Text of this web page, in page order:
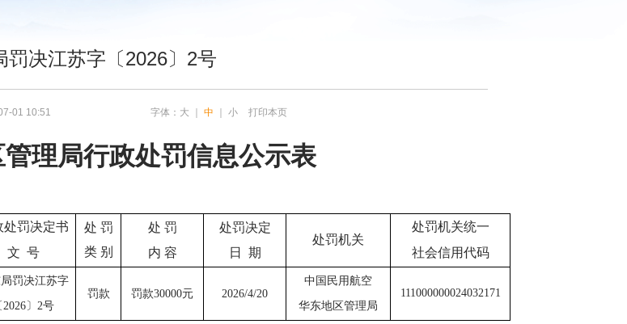
罚决江苏字〔2026〕2号
01 10:51 字体： 大 中 小 打印本页
管理局行政处罚信息公示表
处罚决定书
文 号
处 罚
类 别
处 罚
内 容
处罚决定
日
期
处罚机关
处罚机关统一
社会信用代码
罚决江苏字
2026〕2号
罚款 罚款30000元 2026/4/20
中国民用航空
华东地区管理局
111000000024032171